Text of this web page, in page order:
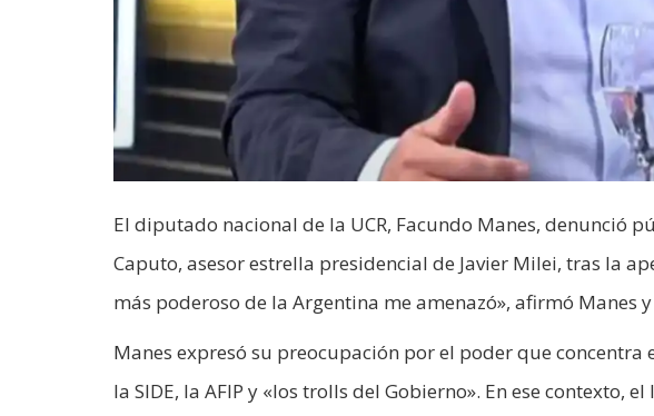
El diputado nacional de la UCR, Facundo Manes, denunció
Caputo, asesor estrella presidencial de Javier Milei, tras la
más poderoso de la Argentina me amenazó», afirmó Manes
Manes expresó su preocupación por el poder que
la SIDE, la AFIP y «los trolls del Gobierno». En ese contexto,